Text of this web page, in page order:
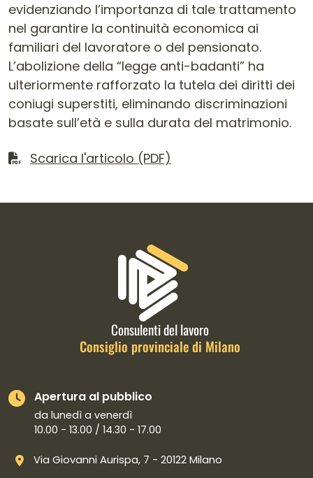
evidenziando l’importanza di tale trattamento
nel garantire la continuità economica ai
familiari del lavoratore o del pensionato.
L’abolizione della “legge anti-badanti” ha
ulteriormente rafforzato la tutela dei diritti dei
coniugi superstiti, eliminando discriminazioni
basate sull’età e sulla durata del matrimonio.
Scarica il file
Scarica l'articolo (PDF)
Informazioni di contatto e link
Consulenti del lavoro
Consiglio provinciale di Milano
Apertura al pubblico
da lunedì a venerdì
10.00 - 13.00 / 14.30 - 17.00
Via Giovanni Aurispa, 7 - 20122 Milano